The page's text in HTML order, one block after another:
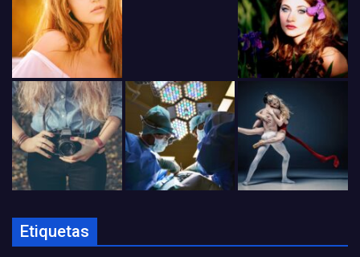
Etiquetas